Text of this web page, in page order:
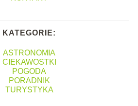
KATEGORIE:
ASTRONOMIA
CIEKAWOSTKI
POGODA
PORADNIK
TURYSTYKA